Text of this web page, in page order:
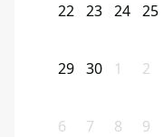
22 23 24 25
29 30 1 2
6 7 8 9